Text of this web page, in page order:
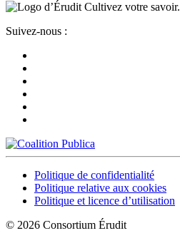
Cultivez votre savoir.
Suivez-nous :
Politique de confidentialité
Politique relative aux cookies
Politique et licence d’utilisation
© 2026 Consortium Érudit